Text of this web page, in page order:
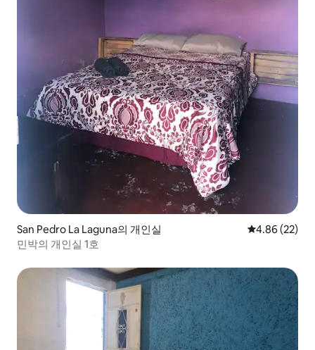
San Pedro La Laguna의 개인실 평점 4.86점(5
4.86 (22)
민박의 개인실 1호